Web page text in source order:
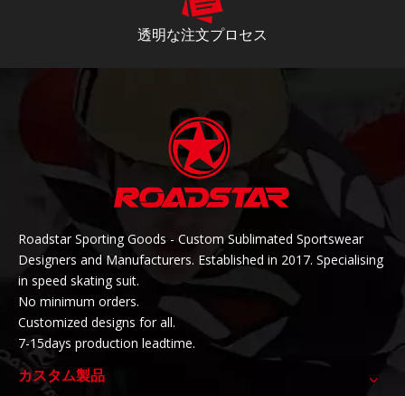
透明な注文プロセス
Roadstar Sporting Goods - Custom Sublimated Sportswear
Designers and Manufacturers. Established in 2017. Specialising
in speed skating suit.
No minimum orders.
Customized designs for all.
7-15days production leadtime.
カスタム製品